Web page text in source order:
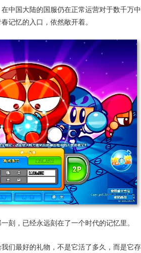
中国大陆的国服仍在正常运营对于数千万中
记忆的入口，依然敞开着。
刻，已经永远刻在了一个时代的记忆里。
我们最好的礼物，不是它活了多久，而是它存